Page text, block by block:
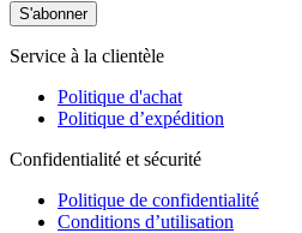
Service à la clientèle
Politique d'achat
Politique d’expédition
Confidentialité et sécurité
Politique de confidentialité
Conditions d’utilisation